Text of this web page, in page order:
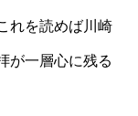
れを読めば川崎
が一層心に残る